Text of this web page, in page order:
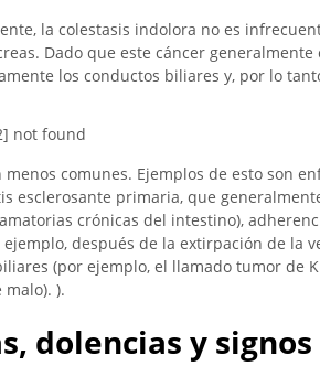
la colestasis indolora no es
Dado que este cáncer
los conductos biliares y, por lo
not found
menos comunes. Ejemplos de esto son
esclerosante primaria, que
crónicas del intestino),
después de la extirpación de la
(por ejemplo, el llamado tumor de
).
dolencias y signos